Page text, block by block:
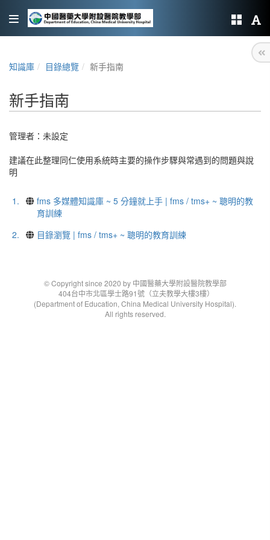
知識庫 目錄總覽 新手指南
新手指南
管理者：未設定
建議在此整理同仁使用系統時主要的操作步驟與常遇到的問題與說
明
1.
fms 多媒體知識庫 ~ 5 分鐘就上手 | fms / tms+ ~ 聰明的教
育訓練
2.
目錄瀏覽 | fms / tms+ ~ 聰明的教育訓練
© Copyright since 2020 by 中國醫藥大學附設醫院教學部
404台中市北區學士路91號（立夫教學大樓3樓）
(Department of Education, China Medical University Hospital).
All rights reserved.